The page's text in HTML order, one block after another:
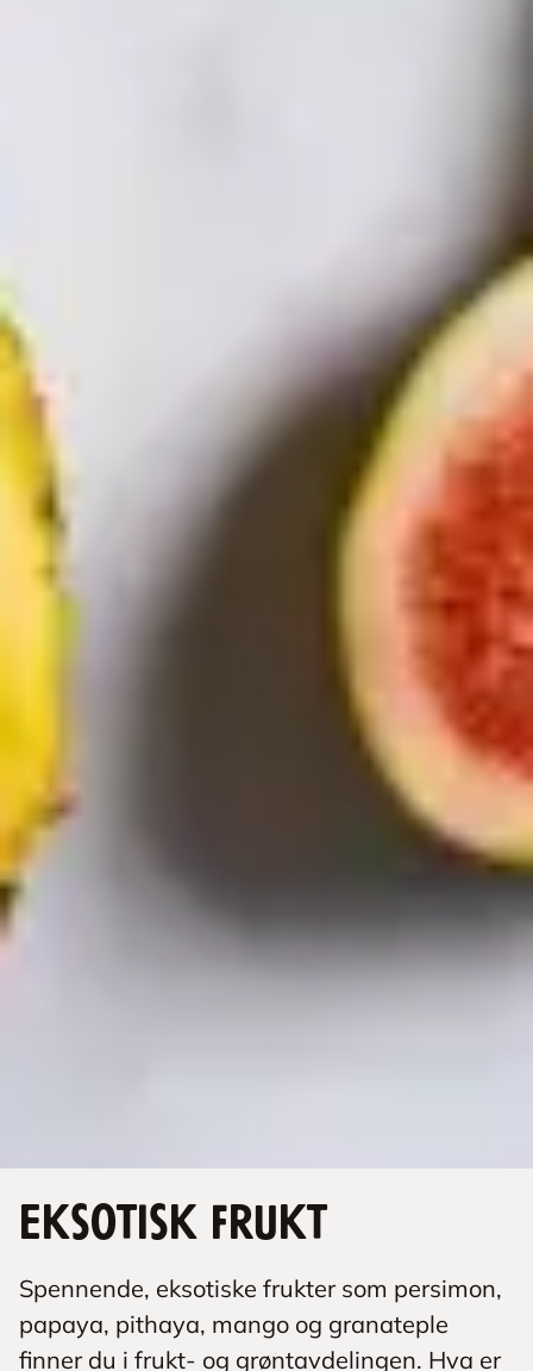
Eksotisk frukt
Spennende, eksotiske frukter som persimon,
papaya, pithaya, mango og granateple
finner du i frukt- og grøntavdelingen. Hva er